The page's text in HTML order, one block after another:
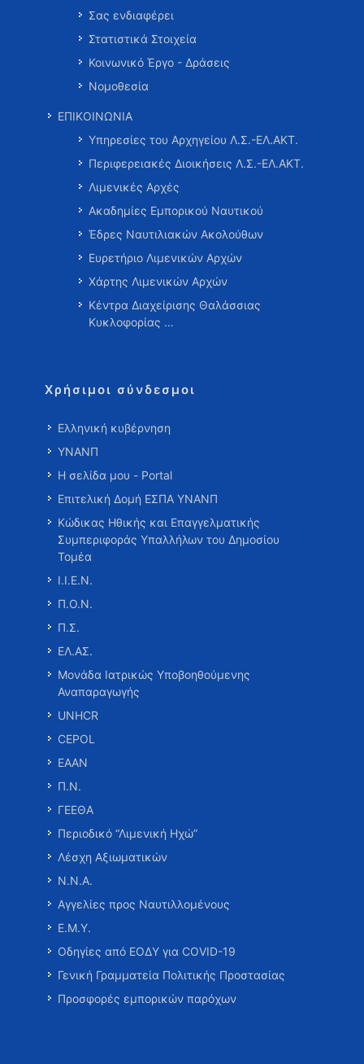
Σας ενδιαφέρει
Στατιστικά Στοιχεία
Κοινωνικό Έργο - Δράσεις
Νομοθεσία
ΕΠΙΚΟΙΝΩΝΙΑ
Υπηρεσίες του Αρχηγείου Λ.Σ.-ΕΛ.ΑΚΤ.
Περιφερειακές Διοικήσεις Λ.Σ.-ΕΛ.ΑΚΤ.
Λιμενικές Αρχές
Ακαδημίες Εμπορικού Ναυτικού
Έδρες Ναυτιλιακών Ακολούθων
Ευρετήριο Λιμενικών Αρχών
Χάρτης Λιμενικών Αρχών
Κέντρα Διαχείρισης Θαλάσσιας
Κυκλοφορίας …
Χρήσιμοι σύνδεσμοι
Ελληνική κυβέρνηση
ΥΝΑΝΠ
Η σελίδα μου - Portal
Επιτελική Δομή ΕΣΠΑ ΥΝΑΝΠ
Κώδικας Ηθικής και Επαγγελματικής
Συμπεριφοράς Υπαλλήλων του Δημοσίου
Τομέα
Ι.Ι.Ε.Ν.
Π.Ο.Ν.
Π.Σ.
ΕΛ.ΑΣ.
Μονάδα Ιατρικώς Υποβοηθούμενης
Αναπαραγωγής
UNHCR
CEPOL
ΕΑΑΝ
Π.Ν.
ΓΕΕΘΑ
Περιοδικό “Λιμενική Ηχώ”
Λέσχη Αξιωματικών
Ν.Ν.Α.
Αγγελίες προς Ναυτιλλομένους
Ε.Μ.Υ.
Οδηγίες από ΕΟΔΥ για COVID-19
Γενική Γραμματεία Πολιτικής Προστασίας
Προσφορές εμπορικών παρόχων